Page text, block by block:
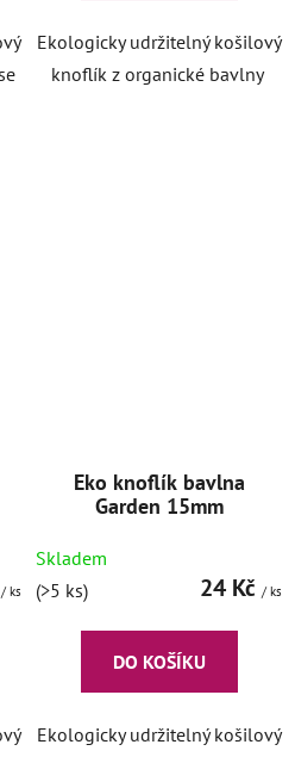
Ekologicky udržitelný košilový
knoflík z organické bavlny
/ ks
Eko knoflík bavlna
Garden 15mm
Skladem
(>5 ks)
24 Kč / ks
DO KOŠÍKU
Ekologicky udržitelný košilový